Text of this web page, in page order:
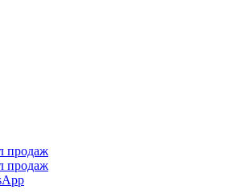
продаж
продаж